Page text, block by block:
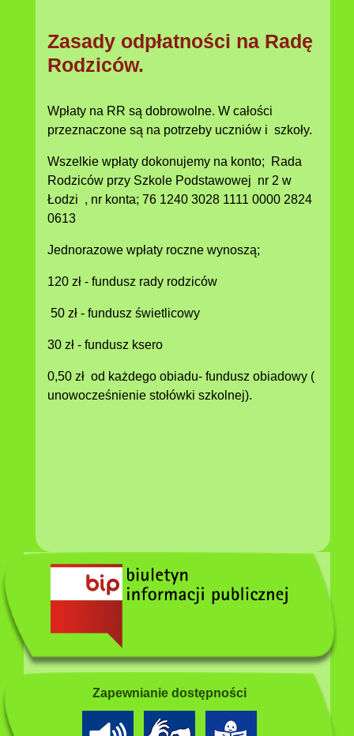
Zasady odpłatności na Radę
Rodziców.
Wpłaty na RR są dobrowolne. W całości
przeznaczone są na potrzeby uczniów i szkoły.
Wszelkie wpłaty dokonujemy na konto; Rada
Rodziców przy Szkole Podstawowej nr 2 w
Łodzi , nr konta; 76 1240 3028 1111 0000 2824
0613
Jednorazowe wpłaty roczne wynoszą;
120 zł - fundusz rady rodziców
50 zł - fundusz świetlicowy
30 zł - fundusz ksero
0,50 zł od każdego obiadu- fundusz obiadowy (
unowocześnienie stołówki szkolnej).
Zapewnianie dostępności